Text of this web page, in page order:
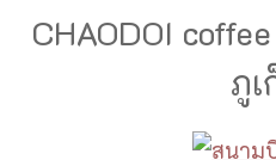
CHAODOI
ภูเ